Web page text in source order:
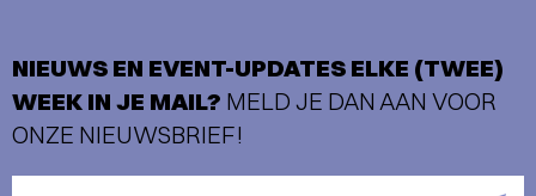
NIEUWS EN EVENT-UPDATES ELKE (TWEE)
WEEK IN JE MAIL? MELD JE DAN AAN VOOR
ONZE NIEUWSBRIEF!